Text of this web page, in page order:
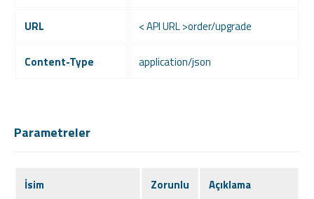
URL < API URL >order/upgrade
Content-Type application/json
Parametreler
İsim Zorunlu Açıklama